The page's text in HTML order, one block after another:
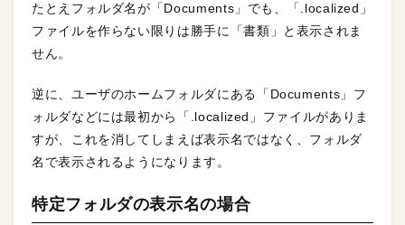
たとえフォルダ名が「Documents」でも、「.localized」
ファイルを作らない限りは勝手に「書類」と表示されま
せん。
逆に、ユーザのホームフォルダにある「Documents」フ
ォルダなどには最初から「.localized」ファイルがありま
すが、これを消してしまえば表示名ではなく、フォルダ
名で表示されるようになります。
特定フォルダの表示名の場合